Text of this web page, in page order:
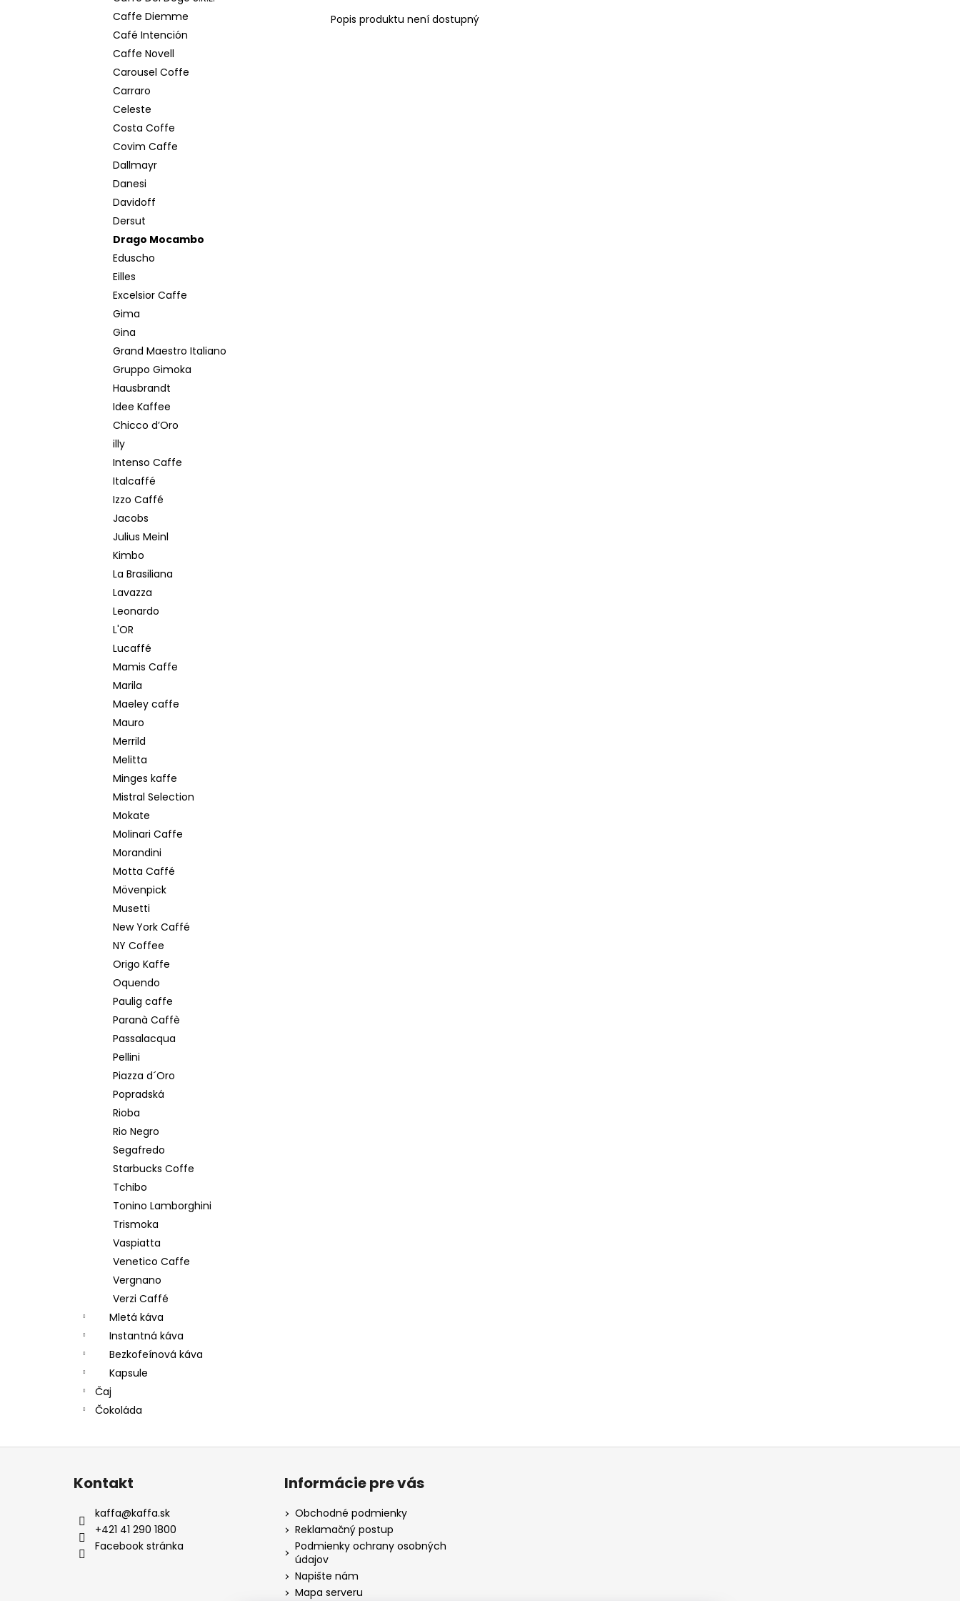
Caffe Diemme
Café Intención
Caffe Novell
Carousel Coffe
Carraro
Celeste
Costa Coffe
Covim Caffe
Dallmayr
Danesi
Davidoff
Dersut
Drago Mocambo
Eduscho
Eilles
Excelsior Caffe
Gima
Gina
Grand Maestro Italiano
Gruppo Gimoka
Hausbrandt
Idee Kaffee
Chicco d’Oro
illy
Intenso Caffe
Italcaffé
Izzo Caffé
Jacobs
Julius Meinl
Kimbo
La Brasiliana
Lavazza
Leonardo
L'OR
Lucaffé
Mamis Caffe
Marila
Maeley caffe
Mauro
Merrild
Melitta
Minges kaffe
Mistral Selection
Mokate
Molinari Caffe
Morandini
Motta Caffé
Mövenpick
Musetti
New York Caffé
NY Coffee
Origo Kaffe
Oquendo
Paulig caffe
Paranà Caffè
Passalacqua
Pellini
Piazza d´Oro
Popradská
Rioba
Rio Negro
Segafredo
Starbucks Coffe
Tchibo
Tonino Lamborghini
Trismoka
Vaspiatta
Venetico Caffe
Vergnano
Verzi Caffé
Mletá káva
Instantná káva
Bezkofeínová káva
Kapsule
Čaj
Čokoláda
Popis produktu není dostupný
Z
Kontakt
kaffa@kaffa.sk
+421 41 290 1800
Facebook stránka
Informácie pre vás
Obchodné podmienky
Reklamačný postup
Podmienky ochrany osobných
údajov
Napište nám
Mapa serveru